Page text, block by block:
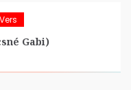
Vers
Gabi)